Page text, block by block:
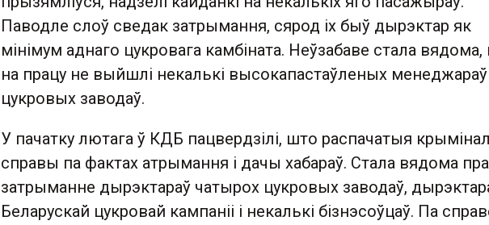
Паводле слоў сведак затрымання, сярод іх быў дырэктар як
мінімум аднаго цукровага камбіната. Неўзабаве стала
на працу не выйшлі некалькі высокапастаўленых менеджараў
цукровых заводаў.
У пачатку лютага ў КДБ пацвердзілі, што распачатыя
справы па фактах атрымання і дачы хабараў. Стала вядома пра
затрыманне дырэктараў чатырох цукровых заводаў,
Беларускай цукровай кампаніі і некалькі бізнэсоўцаў. Па